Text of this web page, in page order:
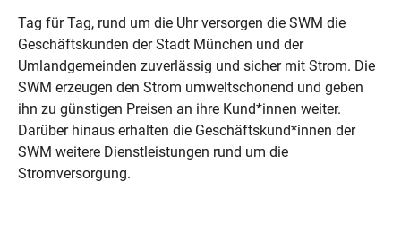
Tag für Tag, rund um die Uhr versorgen die SWM die
Geschäftskunden der Stadt München und der
Umlandgemeinden zuverlässig und sicher mit Strom. Die
SWM erzeugen den Strom umweltschonend und geben
ihn zu günstigen Preisen an ihre Kund*innen weiter.
Darüber hinaus erhalten die Geschäftskund*innen der
SWM weitere Dienstleistungen rund um die
Stromversorgung.